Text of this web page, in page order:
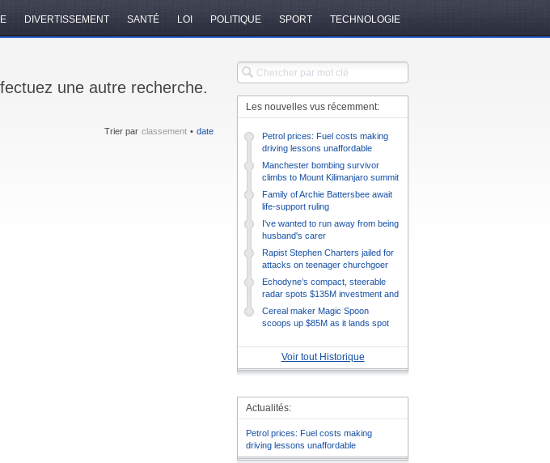
DIVERTISSEMENT SANTÉ LOI POLITIQUE SPORT TECHNOLOGIE
une autre recherche.
Trier par classement • date
Les nouvelles vus récemment:
Petrol prices: Fuel costs making
driving lessons unaffordable
Manchester bombing survivor
climbs to Mount Kilimanjaro summit
Family of Archie Battersbee await
life-support ruling
I've wanted to run away from being
husband's carer
Rapist Stephen Charters jailed for
attacks on teenager churchgoer
Echodyne’s compact, steerable
radar spots $135M investment and
prepares to diversify –
TechCrunch
Cereal maker Magic Spoon
scoops up $85M as it lands spot
Voir tout Historique
Actualités:
Petrol prices: Fuel costs making
driving lessons unaffordable